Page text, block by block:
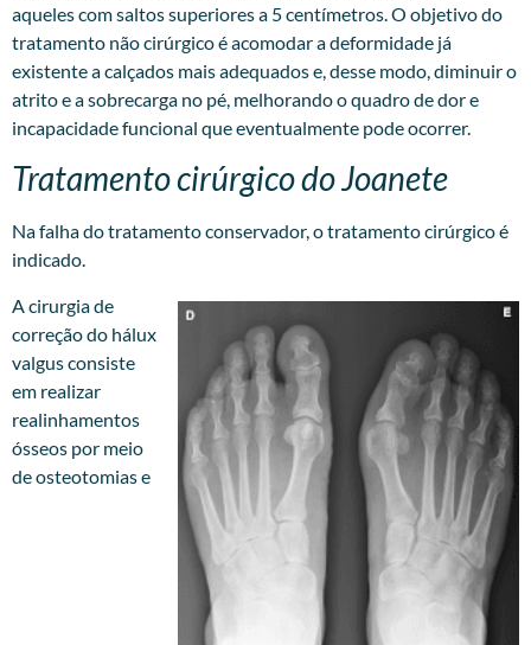
aqueles com saltos superiores a 5 centímetros. O objetivo do
tratamento não cirúrgico é acomodar a deformidade já
existente a calçados mais adequados e, desse modo, diminuir o
atrito e a sobrecarga no pé, melhorando o quadro de dor e
incapacidade funcional que eventualmente pode ocorrer.
Tratamento cirúrgico do Joanete
Na falha do tratamento conservador, o tratamento cirúrgico é
indicado.
A cirurgia de
correção do hálux
valgus consiste
em realizar
realinhamentos
ósseos por meio
de osteotomias e